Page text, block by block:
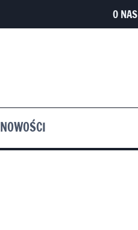
O NAS
NOWOŚCI